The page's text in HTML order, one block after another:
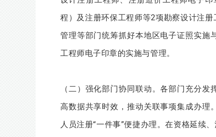
程）及注册环保工程师等2项勘察设计注
管理等部门统筹抓好本地区电子证照实施
工程师电子印章的实施与管理。
（二）强化部门协同联动。各部门充分
高数据共享时效，推动关联事项集成办理
人员注册“一件事”便捷办理。在资格延续